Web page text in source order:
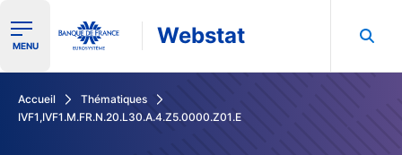
Ouvrir le menu de navigation
MENU Webstat
Accueil
Thématiques
IVF1,IVF1.M.FR.N.20.L30.A.4.Z5.0000.Z01.E